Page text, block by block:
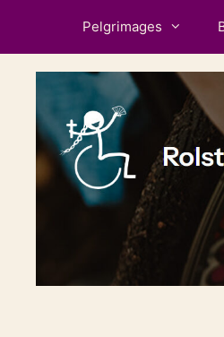
de
inhoud
Pelgrimages